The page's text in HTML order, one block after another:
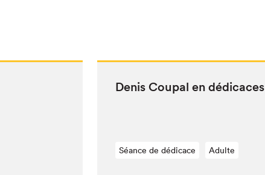
Denis Coupal en dédicaces
Séance de dédicace Adulte